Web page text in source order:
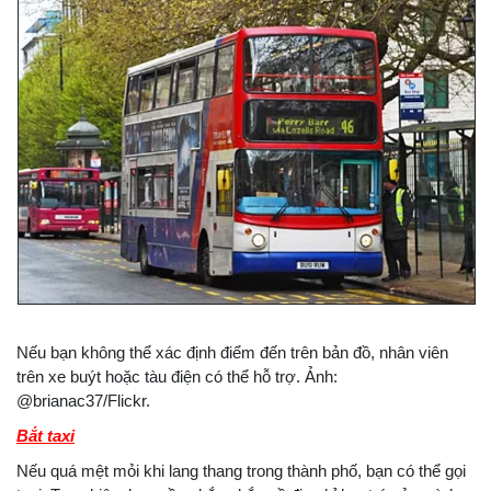
Nếu bạn không thể xác định điểm đến trên bản đồ, nhân viên
trên xe buýt hoặc tàu điện có thể hỗ trợ. Ảnh:
@brianac37/Flickr.
Bắt taxi
Nếu quá mệt mỏi khi lang thang trong thành phố, bạn có thể gọi